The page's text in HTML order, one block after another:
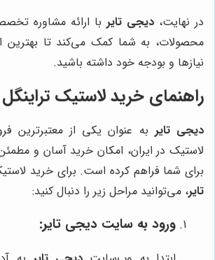
در نهایت، دیجی تایر با ارائه مشاوره
محصولات، به شما کمک می‌کند تا بهترین
نیازها و بودجه خود داشته باشید.
راهنمای خرید لاستیک تراینگل
دیجی تایر به عنوان یکی از معتبرترین
لاستیک در ایران، امکان خرید آسان و
برای شما فراهم کرده است. برای خرید
تایر، می‌توانید مراحل زیر را دنبال کنید:
ورود به سایت دیجی تایر: